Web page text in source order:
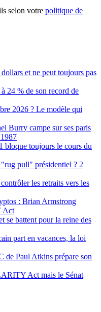
selon votre politique de
et ne peut toujours pas
24 % de son record de
2026 ? Le modèle qui
Burry campe sur ses paris
bloque toujours le cours du
pull" présidentiel ? 2
les retraits vers les
: Brian Armstrong
Act
se battent pour la reine des
part en vacances, la loi
Paul Atkins prépare son
Act mais le Sénat